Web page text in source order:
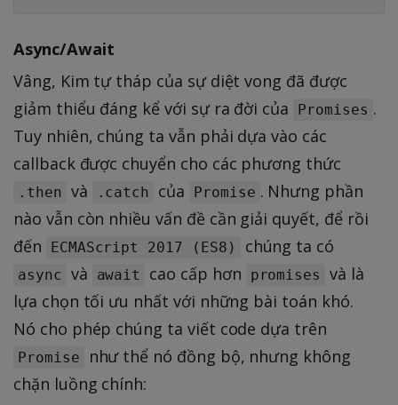
Async/Await
Vâng, Kim tự tháp của sự diệt vong đã được
giảm thiểu đáng kể với sự ra đời của
Promises .
Tuy nhiên, chúng ta vẫn phải dựa vào các
callback được chuyển cho các phương thức
.then và .catch của Promise . Nhưng phần
nào vẫn còn nhiều vấn đề cần giải quyết, để rồi
đến
ECMAScript 2017 (ES8) chúng ta có
async và await cao cấp hơn promises
và là
lựa chọn tối ưu nhất với những bài toán khó.
Nó cho phép chúng ta viết code dựa trên
Promise
như thể nó đồng bộ, nhưng không
chặn luồng chính: